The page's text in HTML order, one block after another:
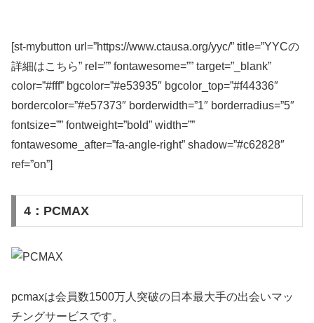
[st-mybutton url=”https://www.ctausa.org/yyc/” title=”YYCの
詳細はこちら” rel=”” fontawesome=”” target=”_blank”
color=”#fff” bgcolor=”#e53935″ bgcolor_top=”#f44336″
bordercolor=”#e57373″ borderwidth=”1″ borderradius=”5″
fontsize=”” fontweight=”bold” width=””
fontawesome_after=”fa-angle-right” shadow=”#c62828″
ref=”on”]
4：PCMAX
pcmaxは会員数1500万人突破の日本最大手の出会いマッ
チングサービスです。